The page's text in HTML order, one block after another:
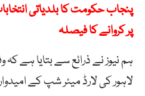
پنجاب حکومت کا بلدیاتی
پر کروانے کا فیصلہ
ہم نیوز نے ذرائع سے بتایا ہے کہ
لاہور کی لارڈ میئر شپ کے